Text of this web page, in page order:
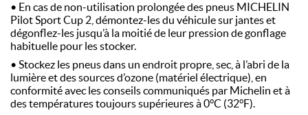
• En cas de non-utilisation prolongée des pneus MICHELIN
Pilot Sport Cup 2, démontez-les du véhicule sur jantes et
dégonflez-les jusqu’à la moitié de leur pression de gonflage
habituelle pour les stocker.
• Stockez les pneus dans un endroit propre, sec, à l’abri de la
lumière et des sources d’ozone (matériel électrique), en
conformité avec les conseils communiqués par Michelin et à
des températures toujours supérieures à 0°C (32°F).